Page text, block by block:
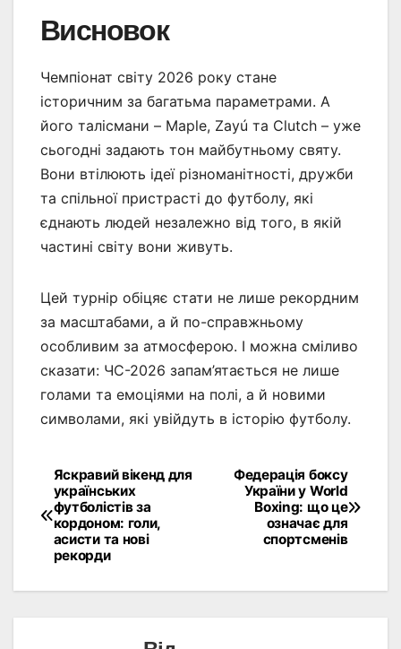
Висновок
Чемпіонат світу 2026 року стане
історичним за багатьма параметрами. А
його талісмани – Maple, Zayú та Clutch – уже
сьогодні задають тон майбутньому святу.
Вони втілюють ідеї різноманітності, дружби
та спільної пристрасті до футболу, які
єднають людей незалежно від того, в якій
частині світу вони живуть.
Цей турнір обіцяє стати не лише рекордним
за масштабами, а й по-справжньому
особливим за атмосферою. І можна сміливо
сказати: ЧС-2026 запам’ятається не лише
голами та емоціями на полі, а й новими
символами, які увійдуть в історію футболу.
Навігація
записів
Федерація боксу
України у World
Boxing: що це
означає для
спортсменів
Яскравий вікенд для
українських
футболістів за
кордоном: голи,
асисти та нові
рекорди